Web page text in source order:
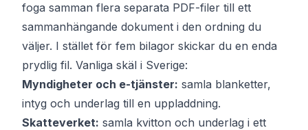
foga samman flera separata PDF-filer till ett
sammanhängande dokument i den ordning du
väljer. I stället för fem bilagor skickar du en enda
prydlig fil. Vanliga skäl i Sverige:
Myndigheter och e-tjänster: samla blanketter,
intyg och underlag till en uppladdning.
Skatteverket: samla kvitton och underlag i ett